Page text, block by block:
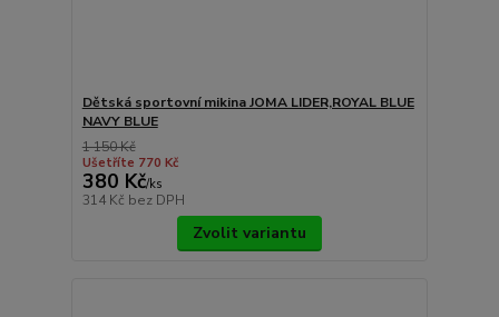
Dětská sportovní mikina JOMA LIDER,ROYAL BLUE
NAVY BLUE
1 150 Kč
Ušetříte 770 Kč
380 Kč/ks
314 Kč bez DPH
Zvolit variantu